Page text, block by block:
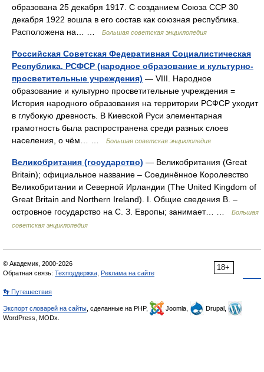
образована 25 декабря 1917. С созданием Союза ССР 30
декабря 1922 вошла в его состав как союзная республика.
Расположена на… …
Большая советская энциклопедия
Российская Советская Федеративная Социалистическая
Республика, РСФСР (народное образование и культурно-
просветительные учреждения) — VIII. Народное
образование и культурно просветительные учреждения =
История народного образования на территории РСФСР уходит
в глубокую древность. В Киевской Руси элементарная
грамотность была распространена среди разных слоев
населения, о чём… …
Большая советская энциклопедия
Великобритания (государство) — Великобритания (Great
Britain); официальное название ‒ Соединённое Королевство
Великобритании и Северной Ирландии (The United Kingdom of
Great Britain and Northern Ireland). I. Общие сведения В. ‒
островное государство на С. З. Европы; занимает… …
Большая
советская энциклопедия
18+
© Академик, 2000-2026
Обратная связь: Техподдержка Реклама на сайте
👣 Путешествия
Экспорт словарей на сайты , сделанные на PHP, Joomla,
Drupal,
WordPress, MODx.